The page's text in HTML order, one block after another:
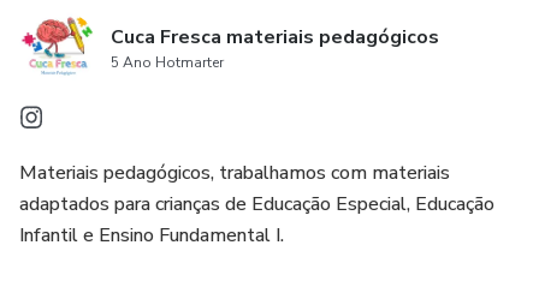
Cuca Fresca materiais pedagógicos
5 Ano Hotmarter
Materiais pedagógicos, trabalhamos com materiais
adaptados para crianças de Educação Especial, Educação
Infantil e Ensino Fundamental I.